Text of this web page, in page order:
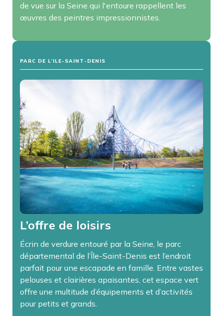
de vue sur la Seine qui l'entoure rappellent les
œuvres des peintres impressionnistes.
PARC DE L’ILE-SAINT-DENIS
L’offre de loisirs
Écrin de verdure entouré par la Seine, le parc
départemental de l’Île-Saint-Denis est l’endroit
parfait pour une escapade en famille. Entre vastes
pelouses et clairières apaisantes, cet espace vert
offre une multitude d’équipements et d’activités
pour petits et grands.